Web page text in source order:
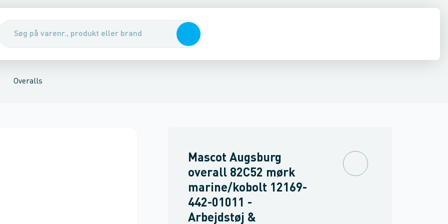
SkoSikkerhedsudstyr & handsker
BælterFlammehæmmende bukser
Overalls
Mascot Augsburg
overall 82C52 mørk
marine/kobolt 12169-
442-01011 -
Arbejdstøj &